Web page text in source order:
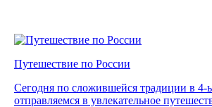
Путешествие по России
Сегодня по сложившейся традиции в
отправляемся в увлекательное